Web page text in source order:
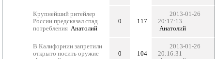
Крупнейший ритейлер
России предсказал спад
потребления Анатолий
0 117
2013-01-26
20:17:13
Анатолий
В Калифорнии запретили
открыто носить оружие
0 104
2013-01-26
20:16:31